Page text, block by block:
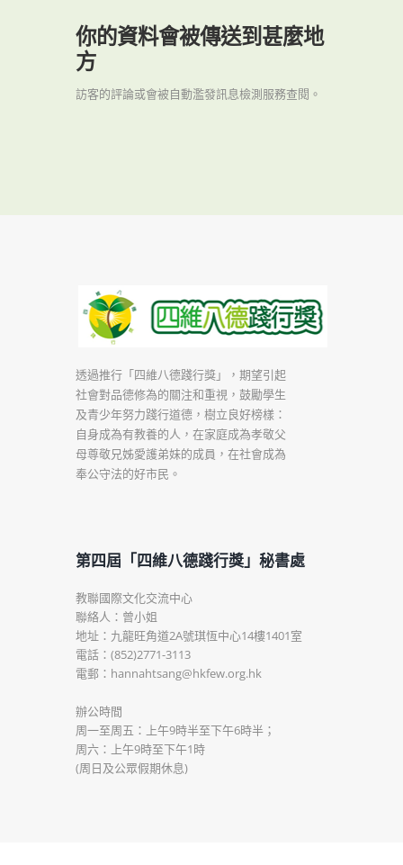
你的資料會被傳送到甚麼地
方
訪客的評論或會被自動濫發訊息檢測服務查閱。
透過推行「四維八德踐行獎」，期望引起
社會對品德修為的關注和重視，鼓勵學生
及青少年努力踐行道德，樹立良好榜樣：
自身成為有教養的人，在家庭成為孝敬父
母尊敬兄姊愛護弟妹的成員，在社會成為
奉公守法的好市民。
第四屆「四維八德踐行獎」秘書處
教聯國際文化交流中心
聯絡人：曾小姐
地址：九龍旺角道2A號琪恆中心14樓1401室
電話：(852)2771-3113
電郵：hannahtsang@hkfew.org.hk
辦公時間
周一至周五：上午9時半至下午6時半；
周六：上午9時至下午1時
(周日及公眾假期休息)